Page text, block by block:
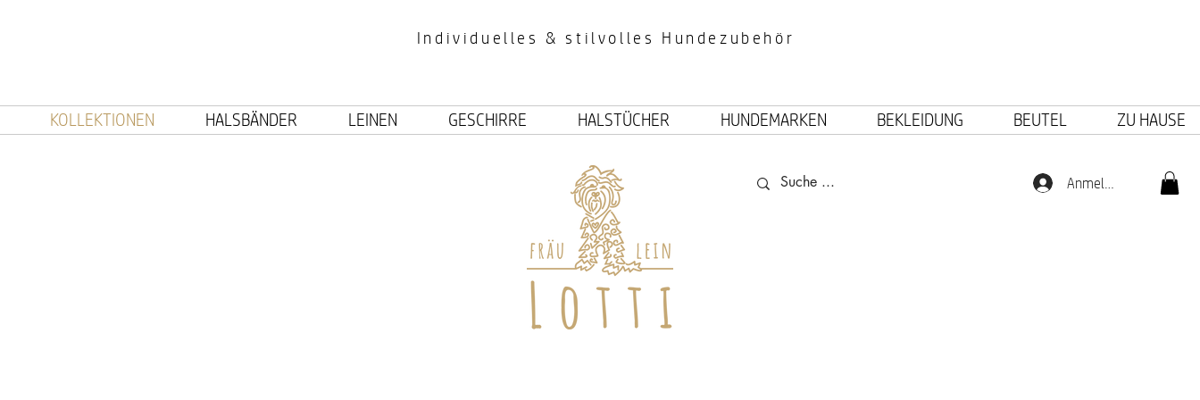
Individuelles & stilvolles Hundezubehör
KOLLEKTIONEN HALSBÄNDER LEINEN GESCHIRRE HALSTÜCHER HUNDEMARKEN BEKLEIDUNG BEUTEL ZU HAUSE
Anmelden